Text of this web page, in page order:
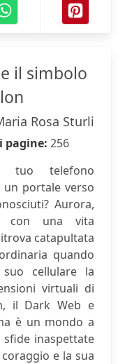
il simbolo
Rosa Sturli
pagine: 256
telefono
un portale verso
Aurora,
con una vita
catapultata
quando
cellulare la
virtuali di
il Dark Web e
è un mondo a
inaspettate
e la sua